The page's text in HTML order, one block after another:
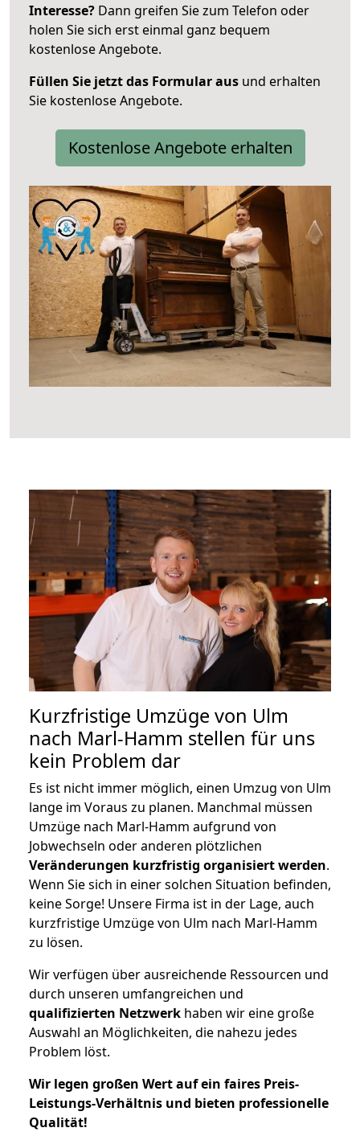
Interesse? Dann greifen Sie zum Telefon oder
holen Sie sich erst einmal ganz bequem
kostenlose Angebote.
Füllen Sie jetzt das Formular aus und erhalten
Sie kostenlose Angebote.
Kostenlose Angebote erhalten
Kurzfristige Umzüge von Ulm
nach Marl-Hamm stellen für uns
kein Problem dar
Es ist nicht immer möglich, einen Umzug von Ulm
lange im Voraus zu planen. Manchmal müssen
Umzüge nach Marl-Hamm aufgrund von
Jobwechseln oder anderen plötzlichen
Veränderungen kurzfristig organisiert werden.
Wenn Sie sich in einer solchen Situation befinden,
keine Sorge! Unsere Firma ist in der Lage, auch
kurzfristige Umzüge von Ulm nach Marl-Hamm
zu lösen.
Wir verfügen über ausreichende Ressourcen und
durch unseren umfangreichen und
qualifizierten Netzwerk haben wir eine große
Auswahl an Möglichkeiten, die nahezu jedes
Problem löst.
Wir legen großen Wert auf ein faires Preis-
Leistungs-Verhältnis und bieten professionelle
Qualität!